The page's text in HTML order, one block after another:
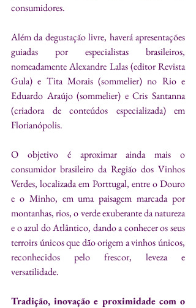
consumidores.
Além da degustação livre, haverá apresentações
guiadas por especialistas brasileiros,
nomeadamente Alexandre Lalas (editor Revista
Gula) e Tita Morais (sommelier) no Rio e
Eduardo Araújo (sommelier) e Cris Santanna
(criadora de conteúdos especializada) em
Florianópolis.
O objetivo é aproximar ainda mais o
consumidor brasileiro da Região dos Vinhos
Verdes, localizada em Porttugal, entre o Douro
e o Minho, em uma paisagem marcada por
montanhas, rios, o verde exuberante da natureza
e o azul do Atlântico, dando a conhecer os seus
terroirs únicos que dão origem a vinhos únicos,
reconhecidos pelo frescor, leveza e
versatilidade.
Tradição, inovação e proximidade com o